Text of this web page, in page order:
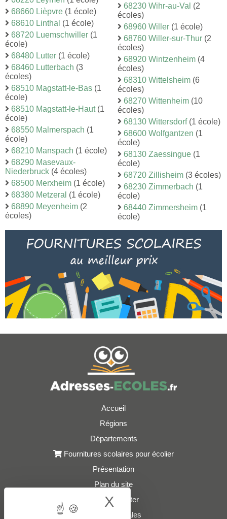
68660 Lièpvre (1 école)
68610 Linthal (1 école)
68720 Luemschwiller (1
école)
68480 Lutter (1 école)
68460 Lutterbach (3
écoles)
68510 Magstatt-le-Bas (1
école)
68510 Magstatt-le-Haut(1
école)
68550 Malmerspach (1
école)
68210 Manspach (1 école)
68290 Masevaux-
Niederbruck (4 écoles)
68500 Merxheim (1 école)
68380 Metzeral (1 école)
68890 Meyenheim (2
écoles)
68230 Wihr-au-Val (2
écoles)
68960 Willer (1 école)
68760 Willer-sur-Thur (2
écoles)
68920 Wintzenheim (4
écoles)
68310 Wittelsheim (6
écoles)
68270 Wittenheim (10
écoles)
68130 Wittersdorf(1 école)
68600 Wolfgantzen (1
école)
68130 Zaessingue (1
école)
68720 Zillisheim (3 écoles)
68230 Zimmerbach (1
école)
68440 Zimmersheim (1
école)
Accueil
Régions
Départements
Fournitures scolaires pour écolier
Présentation
Plan du site
Nous contacter
Mentions légales
X Hide cookie